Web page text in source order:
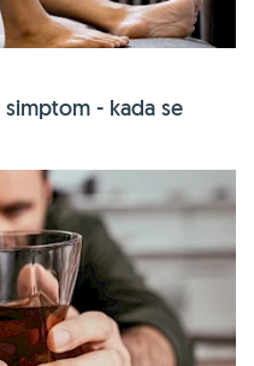
- kada se